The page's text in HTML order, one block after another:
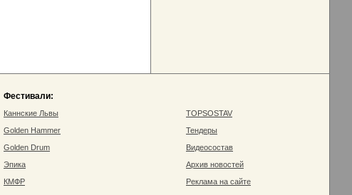
Фестивали:
Каннские Львы
Golden Hammer
Golden Drum
Эпика
КМФР
TOPSOSTAV
Тендеры
Видеосостав
Архив новостей
Реклама на сайте